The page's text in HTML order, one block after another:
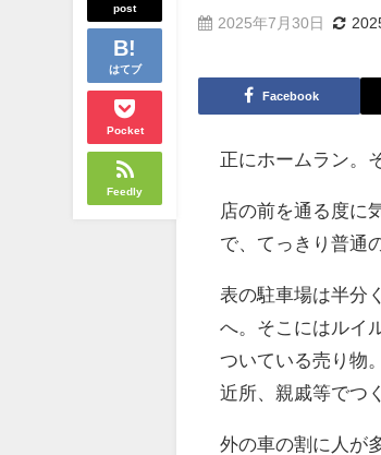
post
はてブ
Pocket
Feedly
2025年7月30日
Facebook
正にホームラン。
店の前を通る度に
で、てっきり普通
表の駐車場は半分
へ。そこにはルイ
ついている売り物
近所、親戚等でつ
外の車の割に人が